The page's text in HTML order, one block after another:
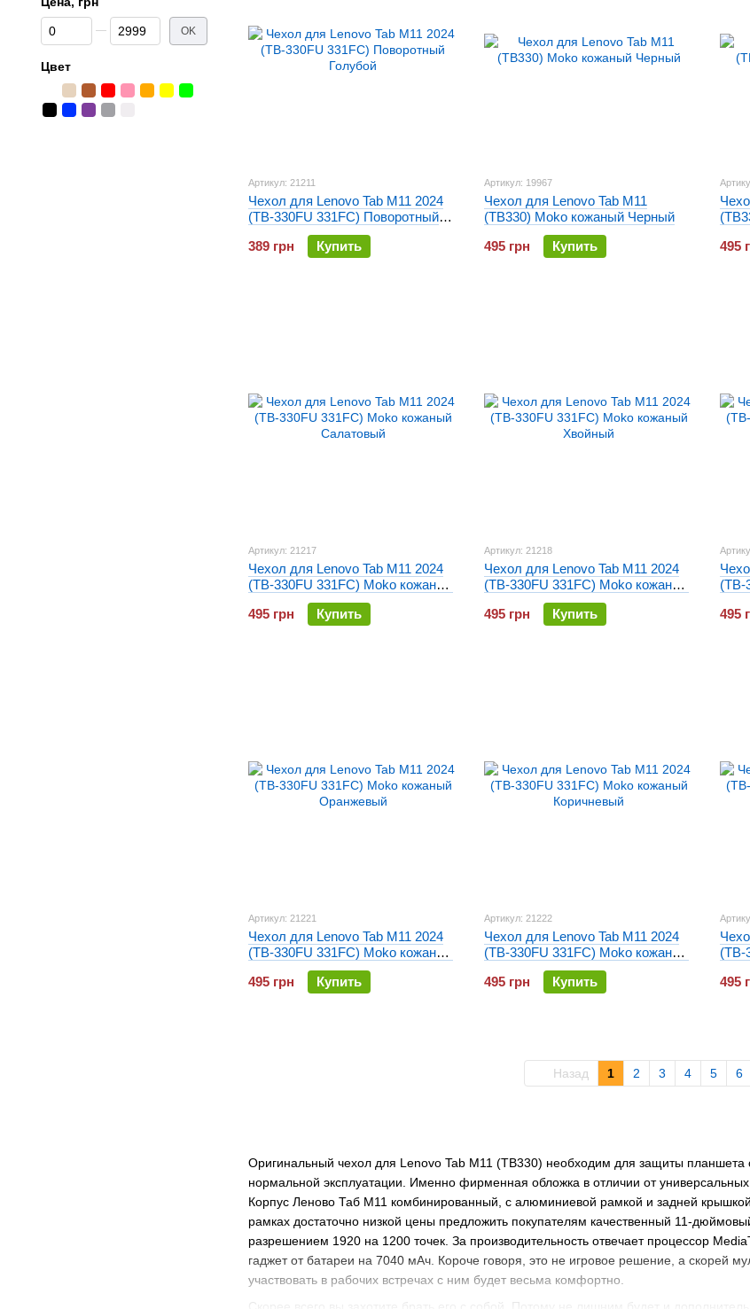
Оригинальный чехол для Lenovo Tab M11 (TB330) необходим для защиты
нормальной эксплуатации. Именно фирменная обложка в отличии от
Корпус Леново Таб М11 комбинированный, с алюминиевой рамкой и задней
рамках достаточно низкой цены предложить покупателям качественный 11-
разрешением 1920 на 1200 точек. За производительность отвечает процессор
гаджет от батареи на 7040 мАч. Короче говоря, это не игровое решение, а скорей
участвовать в рабочих встречах с ним будет весьма комфортно.
Артикул: 21211
Чехол для Lenovo Tab M11 2024
(TB-330FU 331FC) Поворотный
389 грн
Купить
Артикул: 19967
Чехол для Lenovo Tab M11
(TB330) Moko кожаный Черный
495 грн
Купить
495
Артикул: 21217
Чехол для Lenovo Tab M11 2024
(TB-330FU 331FC) Moko кожаный
Салатовый
495 грн
Купить
Артикул: 21218
Чехол для Lenovo Tab M11 2024
(TB-330FU 331FC) Moko кожаный
495 грн
Купить
(TB-
495
Артикул: 21221
Чехол для Lenovo Tab M11 2024
(TB-330FU 331FC) Moko кожаный
Оранжевый
495 грн
Купить
Артикул: 21222
Чехол для Lenovo Tab M11 2024
(TB-330FU 331FC) Moko кожаный
Коричневый
495 грн
Купить
(TB-
495
Назад 1 2 3 4 5 6
От Цена, грн
До Цена, грн OK
Цвет